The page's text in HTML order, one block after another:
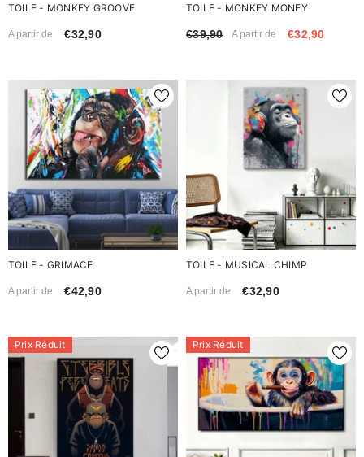
TOILE - MONKEY GROOVE
A partir de €32,90
TOILE - MONKEY MONEY
€39,90 A partir de €32,90
TOILE - GRIMACE
A partir de €42,90
TOILE - MUSICAL CHIMP
A partir de €32,90
Prix Réduit Prix Réduit